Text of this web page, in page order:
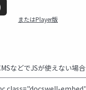
またはPlayer版
などでJSが使えない場合